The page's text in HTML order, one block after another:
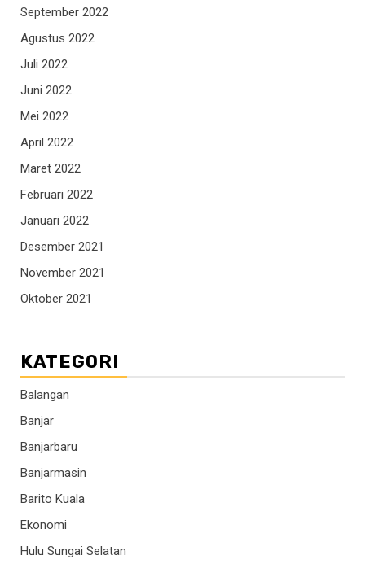
September 2022
Agustus 2022
Juli 2022
Juni 2022
Mei 2022
April 2022
Maret 2022
Februari 2022
Januari 2022
Desember 2021
November 2021
Oktober 2021
KATEGORI
Balangan
Banjar
Banjarbaru
Banjarmasin
Barito Kuala
Ekonomi
Hulu Sungai Selatan